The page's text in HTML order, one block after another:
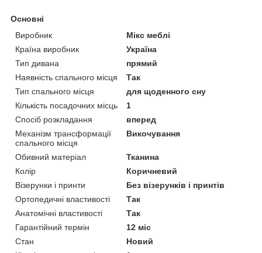
Основні
Виробник
Мікс меблі
Країна виробник
Україна
Тип дивана
прямий
Наявність спального місця
Так
Тип спального місця
для щоденного сну
Кількість посадочних місць
1
Спосіб розкладання
вперед
Механізм трансформації
спального місця
Викочування
Обивний матеріал
Тканина
Колір
Коричневий
Візерунки і принти
Без візерунків і принтів
Ортопедичні властивості
Так
Анатомічні властивості
Так
Гарантійний термін
12 міс
Стан
Новий